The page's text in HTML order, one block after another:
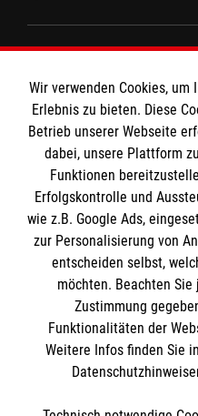
Presse
Den Beauftragten für
im Malteser
Einsatzdiensten der
Die Malteser
Malteserorden
Malteser Jugend
Malteser International
Sharepoint
Spendenkonto
Empfänger: Malteser
Bank: Pax-Bank für
IBAN: DE95 3706
So finden Sie uns
Bebelstraße 38
Telefon:04161 71850
Soziale Netzwerke
Wir verwenden Cookies,
Erlebnis zu bieten. Diese
Betrieb unserer Webseite
dabei, unsere Plattform
Funktionen
Erfolgskontrolle und
wie z.B. Google Ads,
zur Personalisierung von
entscheiden selbst,
möchten. Beachten
Zustimmung
Funktionalitäten der
Weitere Infos finden Sie